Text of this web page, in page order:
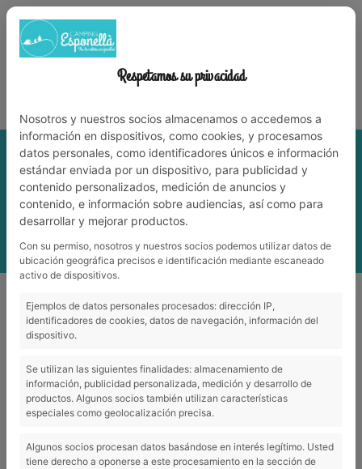
972 59 70 74
WORK WITH US
Experience nature among family!
MENU
CAMPING
Respetamos su privacidad
Nosotros y nuestros socios almacenamos o accedemos a
información en dispositivos, como cookies, y procesamos
datos personales, como identificadores únicos e información
estándar enviada por un dispositivo, para publicidad y
contenido personalizados, medición de anuncios y
contenido, e información sobre audiencias, así como para
desarrollar y mejorar productos.
Con su permiso, nosotros y nuestros socios podemos utilizar datos de
ubicación geográfica precisos e identificación mediante escaneado
activo de dispositivos.
Ejemplos de datos personales procesados: dirección IP,
identificadores de cookies, datos de navegación, información del
dispositivo.
Se utilizan las siguientes finalidades: almacenamiento de
información, publicidad personalizada, medición y desarrollo de
productos. Algunos socios también utilizan características
especiales como geolocalización precisa.
Algunos socios procesan datos basándose en interés legítimo. Usted
tiene derecho a oponerse a este procesamiento en la sección de